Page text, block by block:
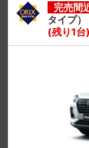
完売間
タイプ
(残り1台)